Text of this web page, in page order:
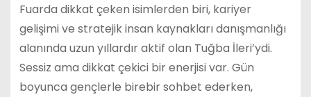
Fuarda dikkat çeken isimlerden biri, kariyer
gelişimi ve stratejik insan kaynakları danışmanlığı
alanında uzun yıllardır aktif olan Tuğba İleri’ydi.
Sessiz ama dikkat çekici bir enerjisi var. Gün
boyunca gençlerle birebir sohbet ederken,